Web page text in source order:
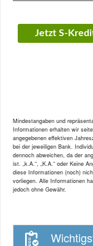
Jetzt S-
Mindestangaben und
Informationen erhalten wir
angegebenen effektiven
bei der jeweiligen Bank.
dennoch abweichen, da der
ist. „k.A.“, „K.A.“ oder Keine
diese Informationen (noch)
vorliegen. Alle Informationen
jedoch ohne Gewähr.